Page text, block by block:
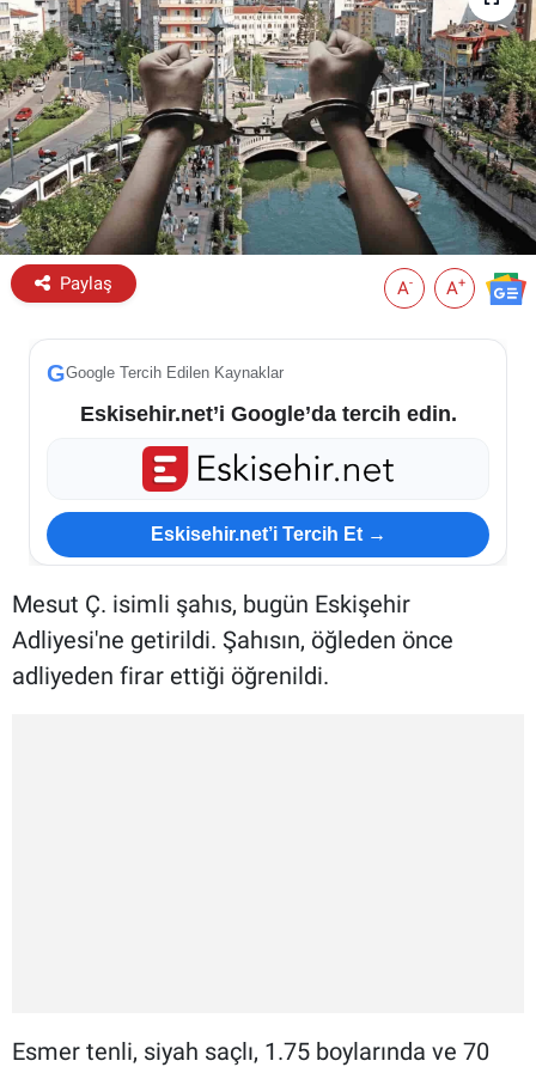
Paylaş A- A+
GGoogle Tercih Edilen Kaynaklar
Eskisehir.net’i Google’da tercih edin.
Eskisehir.net’i Tercih Et →
Mesut Ç. isimli şahıs, bugün Eskişehir
Adliyesi'ne getirildi. Şahısın, öğleden önce
adliyeden firar ettiği öğrenildi.
Esmer tenli, siyah saçlı, 1.75 boylarında ve 70
ESKİŞEHİR NÖBETÇİ ECZANELER
Eskişehir Haber İçerikleri
Eskişehir Hava Durumu
Eskişehir Tramvay Saatleri
Eskişehir Otobüs Saatleri